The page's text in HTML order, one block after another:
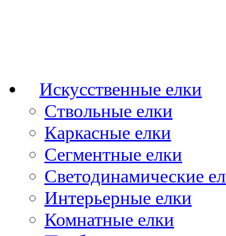
Искусственные елки
Ствольные елки
Каркасные елки
Сегментные елки
Светодинамические
Интерьерные елки
Комнатные елки